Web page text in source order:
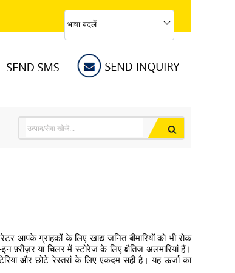
भाषा बदलें
आपके ग्राहकों के लिए खाद्य जनित बीमारियों को भी रोक
या चिलर में स्टोरेज के लिए क्षैतिज अलमारियां हैं।
और छोटे रेस्तरां के लिए एकदम सही है। यह ऊर्जा का